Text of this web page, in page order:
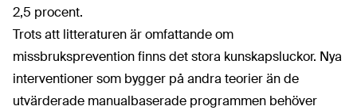
2,5 procent.
Trots att litteraturen är omfattande om
missbruksprevention finns det stora kunskapsluckor. Nya
interventioner som bygger på andra teorier än de
utvärderade manualbaserade programmen behöver